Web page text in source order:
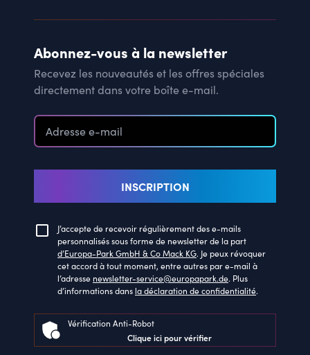
Abonnez-vous à la newsletter
Recevez les nouveautés et les offres spéciales
directement dans votre boîte e-mail.
INSCRIPTION
J’accepte de recevoir régulièrement des e-mails
personnalisés sous forme de newsletter de la part
d’Europa-Park GmbH & Co Mack KG. Je peux révoquer
cet accord à tout moment, entre autres par e-mail à
l’adresse newsletter-service@europapark.de. Plus
d’informations dans la déclaration de confidentialité.
Vérification Anti-Robot
Clique ici pour vérifier